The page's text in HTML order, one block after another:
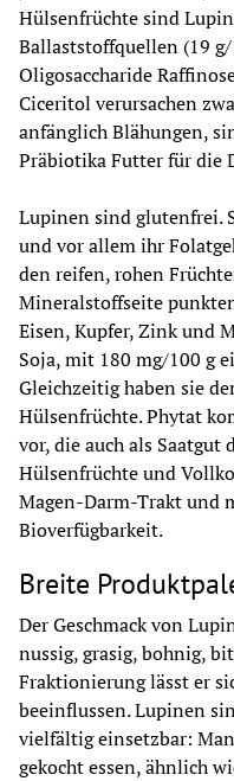
Hülsenfrüchte sind
Ballaststoffquellen (19
Oligosaccharide
Ciceritol verursachen
anfänglich Blähungen,
Präbiotika Futter für die
Lupinen sind glutenfrei.
und vor allem ihr
den reifen, rohen
Mineralstoffseite
Eisen, Kupfer, Zink und
Soja, mit 180 mg/100 g
Gleichzeitig haben sie
Hülsenfrüchte. Phytat
vor, die auch als Saatgut
Hülsenfrüchte und
Magen-Darm-Trakt und
Bioverfügbarkeit.
Breite
Der Geschmack von
nussig, grasig, bohnig,
Fraktionierung lässt er
beeinflussen. Lupinen
vielfältig einsetzbar:
gekocht essen, ähnlich